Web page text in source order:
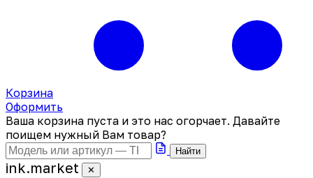
Корзина
Оформить
Ваша корзина пуста и это нас огорчает. Давайте
поищем нужный Вам товар?
Найти
ink.market ✕